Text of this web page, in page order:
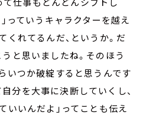
っていうキャラクターを越え
くれてるんだ、というか。だ
と思いましたね。そのほう
いつか破綻すると思うんです
分を大事に決断していくし、
いいんだよ」ってことも伝え